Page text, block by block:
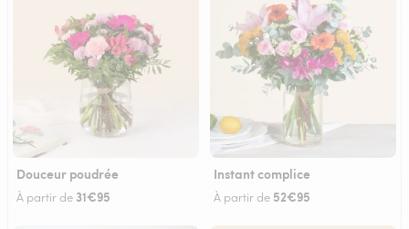
Douceur poudrée
À partir de 31€95
Instant complice
À partir de 52€95